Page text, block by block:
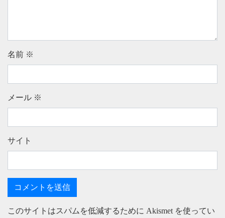
名前 ※
メール ※
サイト
このサイトはスパムを低減するために Akismet を使ってい